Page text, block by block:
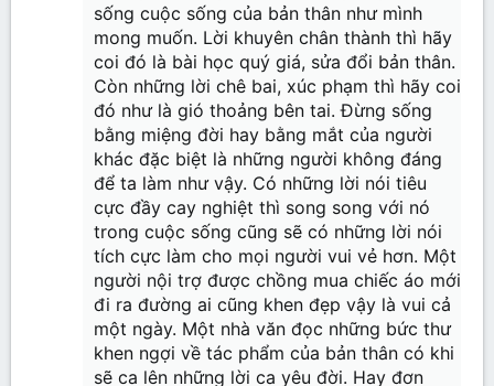
sống cuộc sống của bản thân như mình
mong muốn. Lời khuyên chân thành thì hãy
coi đó là bài học quý giá, sửa đổi bản thân.
Còn những lời chê bai, xúc phạm thì hãy coi
đó như là gió thoảng bên tai. Đừng sống
bằng miệng đời hay bằng mắt của người
khác đặc biệt là những người không đáng
để ta làm như vậy. Có những lời nói tiêu
cực đầy cay nghiệt thì song song với nó
trong cuộc sống cũng sẽ có những lời nói
tích cực làm cho mọi người vui vẻ hơn. Một
người nội trợ được chồng mua chiếc áo mới
đi ra đường ai cũng khen đẹp vậy là vui cả
một ngày. Một nhà văn đọc những bức thư
khen ngợi về tác phẩm của bản thân có khi
sẽ ca lên những lời ca yêu đời. Hay đơn